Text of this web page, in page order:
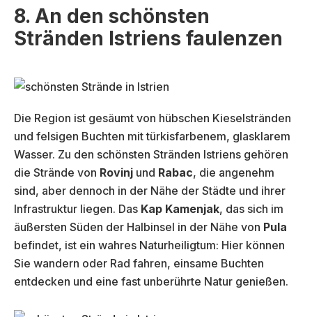
8. An den schönsten
Stränden Istriens faulenzen
Die Region ist gesäumt von hübschen Kieselstränden
und felsigen Buchten mit türkisfarbenem, glasklarem
Wasser. Zu den schönsten Stränden Istriens gehören
die Strände von Rovinj und Rabac, die angenehm
sind, aber dennoch in der Nähe der Städte und ihrer
Infrastruktur liegen. Das Kap Kamenjak, das sich im
äußersten Süden der Halbinsel in der Nähe von Pula
befindet, ist ein wahres Naturheiligtum: Hier können
Sie wandern oder Rad fahren, einsame Buchten
entdecken und eine fast unberührte Natur genießen.